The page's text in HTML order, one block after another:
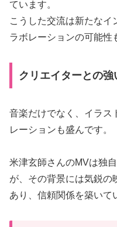
ています。
こうした交流は新たなイ
ラボレーションの可能性
クリエイターとの強
音楽だけでなく、イラス
レーションも盛んです。
米津玄師さんのMVは独
が、その背景には気鋭の
あり、信頼関係を築いて